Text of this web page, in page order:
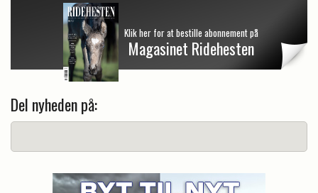
Klik her for at bestille abonnement på
Magasinet Ridehesten
Del nyheden på: